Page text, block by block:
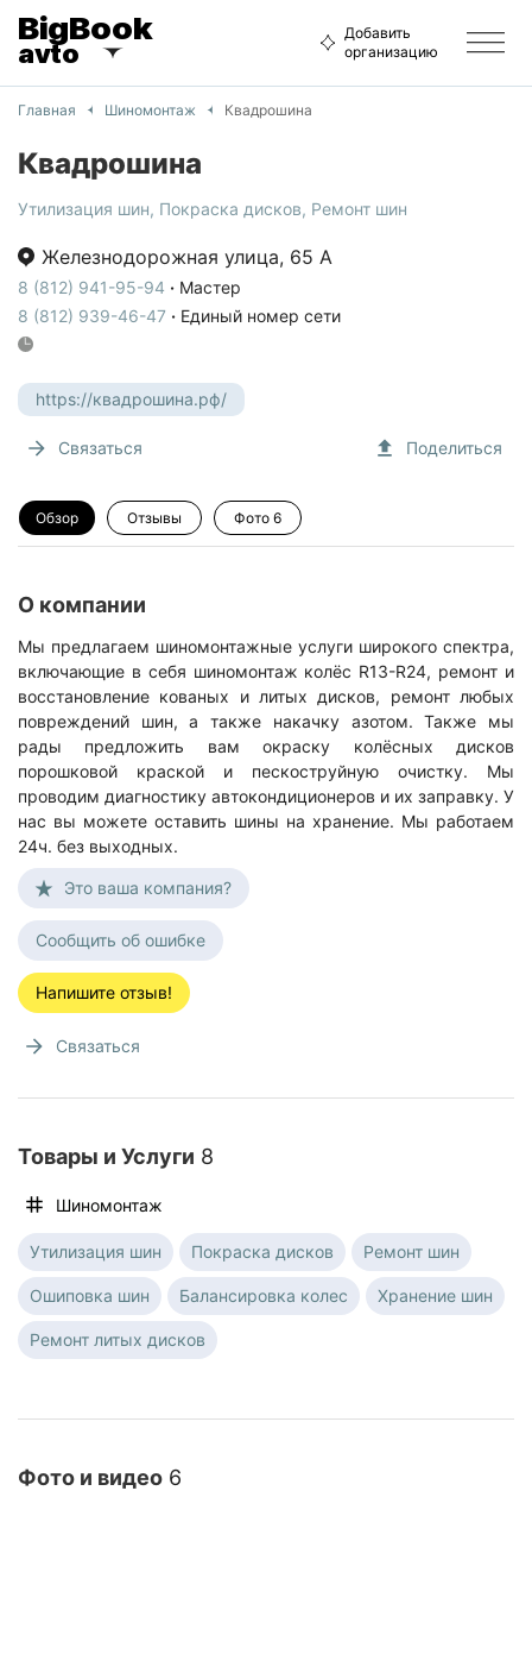
BigBook
avto
Добавить
организацию
Главная Шиномонтаж Квадрошина
Квадрошина
Утилизация шин, Покраска дисков, Ремонт шин
Железнодорожная улица, 65 А
8 (812) 941-95-94 · Мастер
8 (812) 939-46-47 · Единый номер сети
https://квадрошина.рф/
Связаться Поделиться
Обзор Отзывы Фото 6
О компании
Мы предлагаем шиномонтажные услуги широкого спектра,
включающие в себя шиномонтаж колёс R13-R24, ремонт и
восстановление кованых и литых дисков, ремонт любых
повреждений шин, а также накачку азотом. Также мы
рады предложить вам окраску колёсных дисков
порошковой краской и пескоструйную очистку. Мы
проводим диагностику автокондиционеров и их заправку. У
нас вы можете оставить шины на хранение. Мы работаем
24ч. без выходных.
Это ваша компания?
Сообщить об ошибке
Напишите отзыв!
Связаться
Товары и Услуги 8
Шиномонтаж
Утилизация шин Покраска дисков Ремонт шин
Ошиповка шин Балансировка колес Хранение шин
Ремонт литых дисков
Фото и видео 6